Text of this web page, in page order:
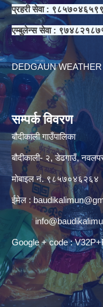
प्रहरी सेवा : ९८५७०४६५९९
एम्बुलेन्स सेवा :
DEDGAUN WEATHER
सम्पर्क विवरण
बौदीकाली गाउँपालिका
बौदीकाली- २, डेढगाउँ,
मोबाइल नं. ९८५७०४६२६४
ईमेल :
Google + code :